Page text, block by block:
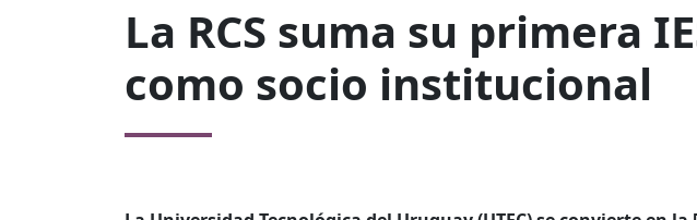
La RCS suma su primera
como socio institucional